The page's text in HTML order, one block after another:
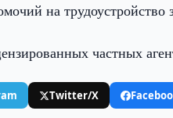
на трудоустройство
частных
Twitter/X